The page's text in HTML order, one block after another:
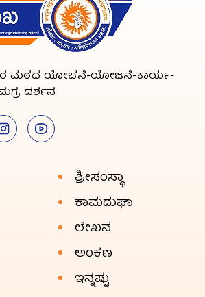
ಮಠದ ಯೋಚನೆ-ಯೋಜನೆ-ಕಾರ್ಯ-
ದರ್ಶನ
ಶ್ರೀಸಂಸ್ಥಾ
ಕಾಮದುಘಾ
ಲೇಖನ
ಅಂಕಣ
ಇನ್ನಷ್ಟು